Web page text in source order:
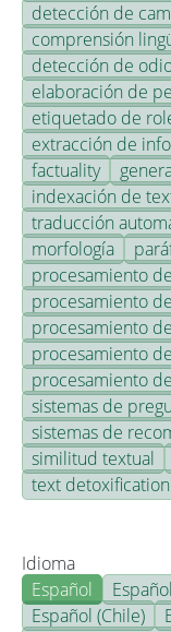
detección de
comprensión
detección de
elaboración de
etiquetado de
extracción de
factuality
indexación de
traducción
morfología
procesamiento
procesamiento
procesamiento
procesamiento
procesamiento
sistemas de
sistemas de
similitud textual
text detoxification
Idioma
Español
Español (Chile)